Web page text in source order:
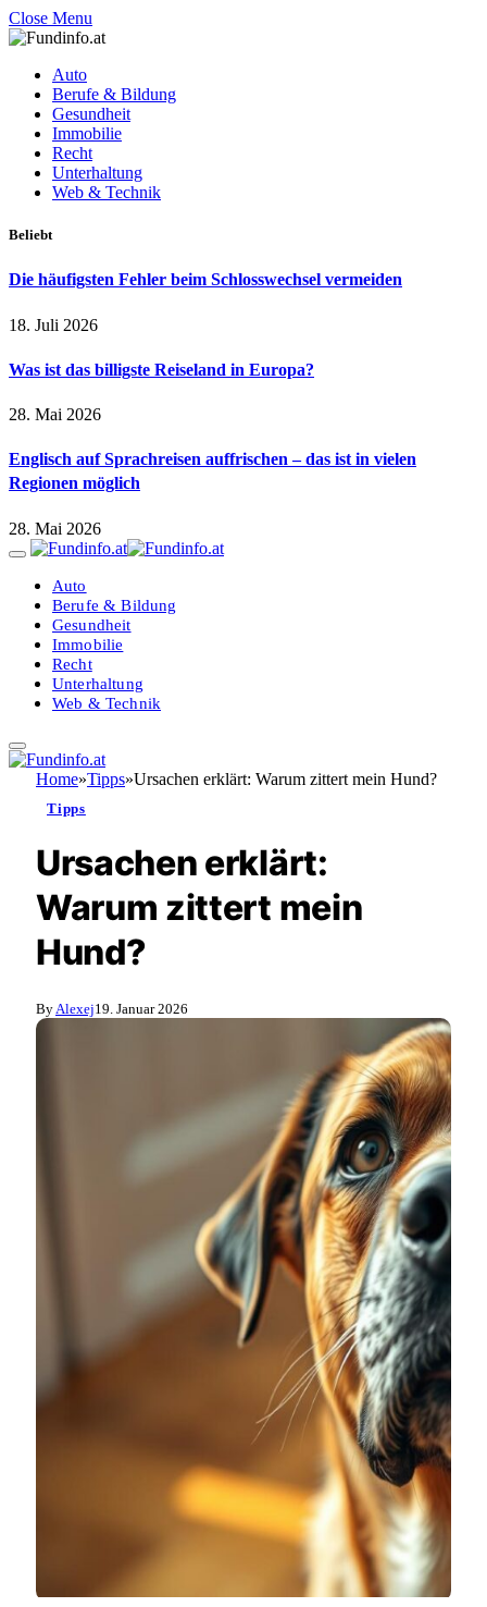
Close Menu
Auto
Berufe & Bildung
Gesundheit
Immobilie
Recht
Unterhaltung
Web & Technik
Beliebt
Die häufigsten Fehler beim Schlosswechsel vermeiden
18. Juli 2026
Was ist das billigste Reiseland in Europa?
28. Mai 2026
Englisch auf Sprachreisen auffrischen – das ist in vielen
Regionen möglich
28. Mai 2026
Auto
Berufe & Bildung
Gesundheit
Immobilie
Recht
Unterhaltung
Web & Technik
Home»Tipps»Ursachen erklärt: Warum zittert mein Hund?
Tipps
Ursachen erklärt:
Warum zittert mein
Hund?
By Alexej19. Januar 2026